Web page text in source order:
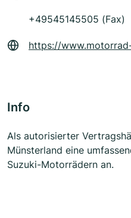
+49545145505 (Fax)
https://
Info
Als autorisierter
Münsterland eine
Suzuki-Motorrädern an.